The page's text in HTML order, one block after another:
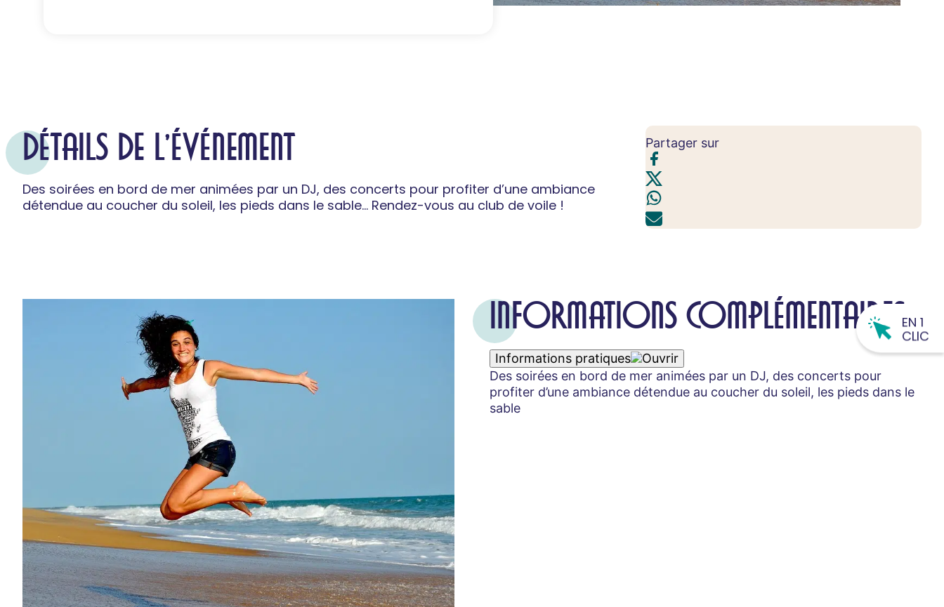
DÉTAILS DE L'ÉVÉNEMENT
Des soirées en bord de mer animées par un DJ, des concerts pour profiter d’une ambiance
détendue au coucher du soleil, les pieds dans le sable... Rendez-vous au club de voile !
Partager sur
INFORMATIONS COMPLÉMENTAIRES
Informations pratiques
Des soirées en bord de mer animées par un DJ, des concerts pour
profiter d’une ambiance détendue au coucher du soleil, les pieds dans le
sable
EN 1
CLIC